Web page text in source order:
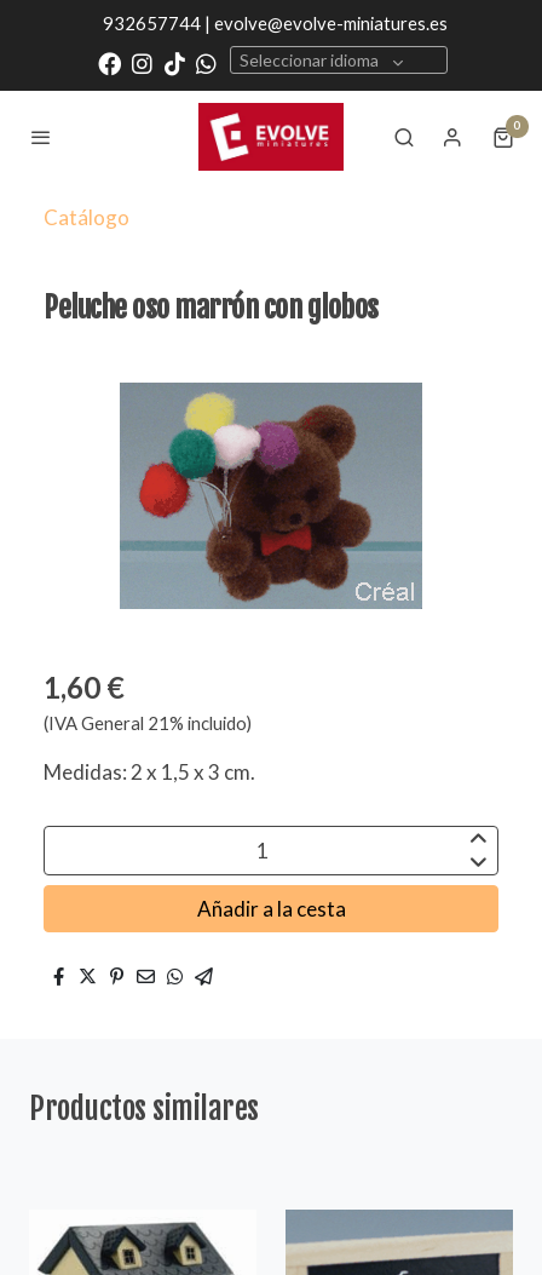
932657744 | evolve@evolve-miniatures.es
Seleccionar idioma
0
Catálogo
Peluche oso marrón con globos
1,60 €
(IVA General 21% incluido)
Medidas: 2 x 1,5 x 3 cm.
Añadir a la cesta
Productos similares